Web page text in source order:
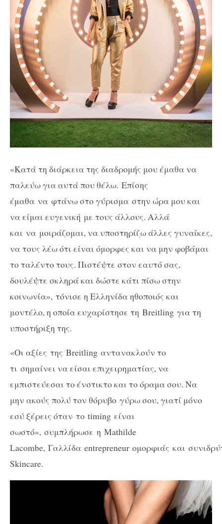
«Κατά τη διάρκεια της διαδρομής μου έμαθα να
παλεύω για αυτά που θέλω. Επίσης
έμαθα να φτάνω στο γύρισμα στην ώρα μου και
να είμαι ευγενική με τους άλλους. Αλλά
και να μοιράζομαι, να υποστηρίζω άλλες γυναίκες,
να τους λέω ότι είναι όμορφες και να μην φοβάμαι
το ταλέντο τους. Πιστέψτε στον εαυτό σας,
δουλέψτε σκληρά και δώστε κάτι πίσω στην
κοινωνία», τόνισε η Ελληνίδα ηθοποιός και
μοντέλο, η οποία ευχαρίστησε τη Breitling για τη
υποστήριξη της.
«Οι αξίες της Breitling αντανακλούν το
τι σημαίνει να είσαι επιχειρηματίας, να
εμπιστεύεσαι το ένστικτο και το όραμα σου. Να
μην ακούς πολύ τον θόρυβο γύρω σου, γιατί μόνο
εσύ ξέρεις όταν το timing είναι
σωστό», συμπλήρωσε η Mathilde
Lacombe, Γαλλίδα entrepreneur ομορφιάς και
Skincare.